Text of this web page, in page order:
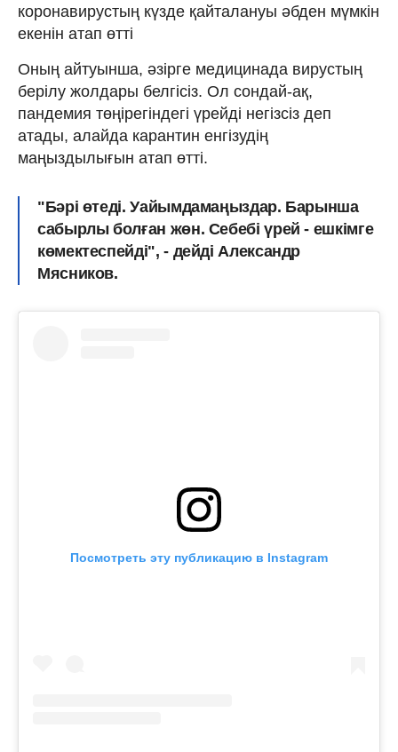
коронавирустың күзде қайталануы әбден мүмкін
екенін атап өтті
Оның айтуынша, әзірге медицинада вирустың
берілу жолдары белгісіз. Ол сондай-ақ,
пандемия төңірегіндегі үрейді негізсіз деп
атады, алайда карантин енгізудің
маңыздылығын атап өтті.
"Бәрі өтеді. Уайымдамаңыздар. Барынша
сабырлы болған жөн. Себебі үрей - ешкімге
көмектеспейді", - дейді Александр
Мясников.
Посмотреть эту публикацию в Instagram